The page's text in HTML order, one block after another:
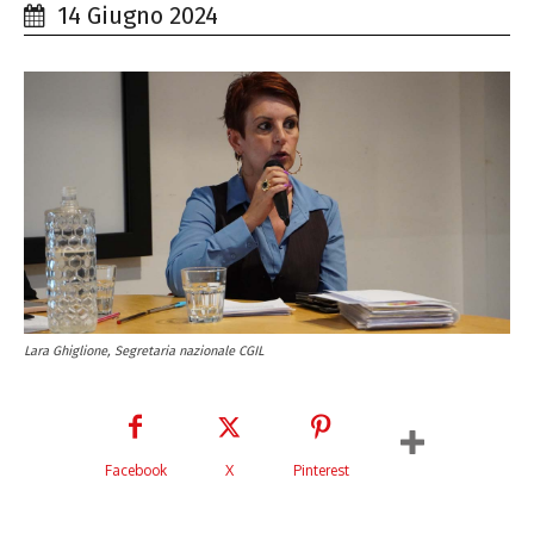
14 Giugno 2024
Lara Ghiglione, Segretaria nazionale CGIL
Facebook X Pinterest